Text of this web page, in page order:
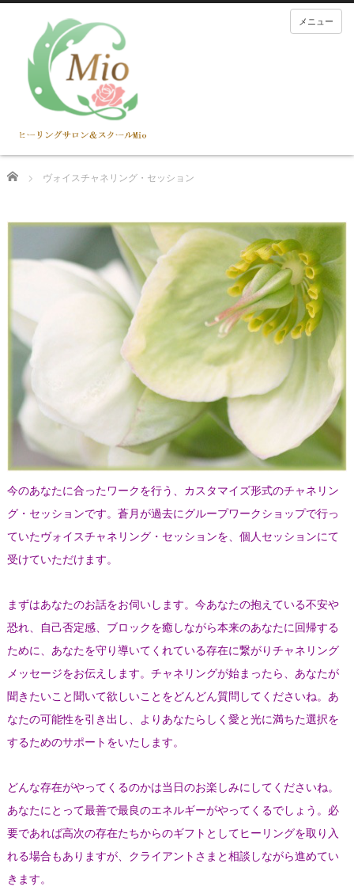
メニュー
Home ヴォイスチャネリング・セッション
今のあなたに合ったワークを行う、カスタマイズ形式のチャネリン
グ・セッションです。蒼月が過去にグループワークショップで行っ
ていたヴォイスチャネリング・セッションを、個人セッションにて
受けていただけます。
まずはあなたのお話をお伺いします。今あなたの抱えている不安や
恐れ、自己否定感、ブロックを癒しながら本来のあなたに回帰する
ために、あなたを守り導いてくれている存在に繋がりチャネリング
メッセージをお伝えします。チャネリングが始まったら、あなたが
聞きたいこと聞いて欲しいことをどんどん質問してくださいね。あ
なたの可能性を引き出し、よりあなたらしく愛と光に満ちた選択を
するためのサポートをいたします。
どんな存在がやってくるのかは当日のお楽しみにしてくださいね。
あなたにとって最善で最良のエネルギーがやってくるでしょう。必
要であれば高次の存在たちからのギフトとしてヒーリングを取り入
れる場合もありますが、クライアントさまと相談しながら進めてい
きます。